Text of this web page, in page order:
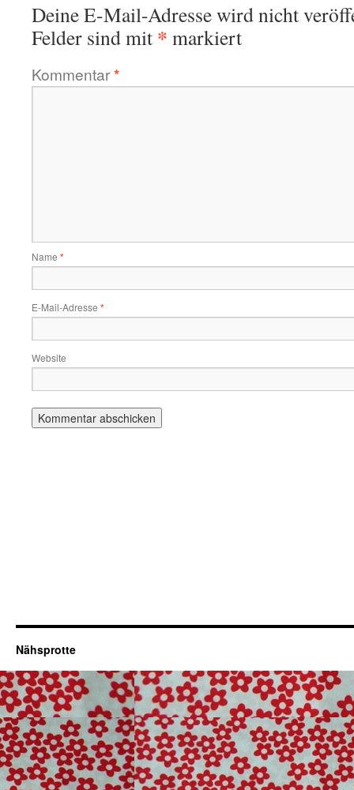
Deine E-Mail-Adresse wird nicht
Felder sind mit * markiert
Kommentar*
Name *
E-Mail-Adresse *
Website
Nähsprotte